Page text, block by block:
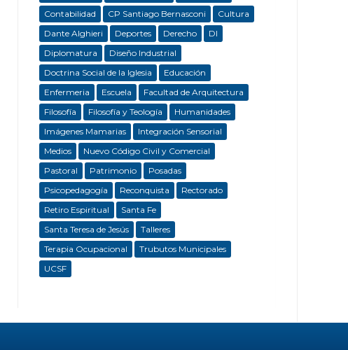
Contabilidad
CP Santiago Bernasconi
Cultura
Dante Alghieri
Deportes Derecho
DI
Diplomatura
Diseño Industrial
Doctrina Social de la Iglesia
Educación
Enfermeria
Escuela
Facultad de Arquitectura
Filosofía
Filosofía y Teología
Humanidades
Imágenes Mamarias
Integración Sensorial
Medios
Nuevo Código Civil y Comercial
Pastoral
Patrimonio
Posadas
Psicopedagogía
Reconquista
Rectorado
Retiro Espiritual
Santa Fe
Santa Teresa de Jesús
Talleres
Terapia Ocupacional
Trubutos Municipales
UCSF